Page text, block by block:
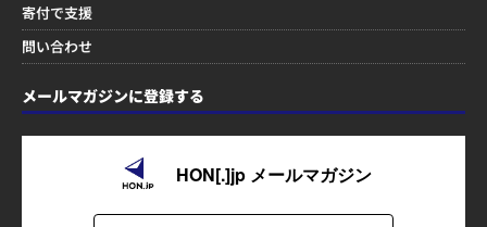
寄付で支援
問い合わせ
メールマガジンに登録する